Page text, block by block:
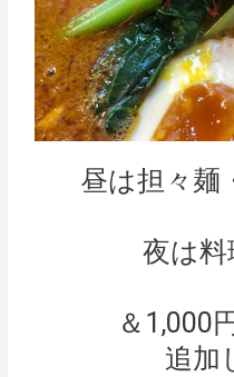
昼は担々麺
夜は料
＆1,000
追加